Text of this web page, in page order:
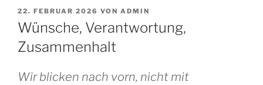
VERÖFFENTLICHT
AM
22. FEBRUAR 2026 VON ADMIN
Wünsche, Verantwortung,
Zusammenhalt
Wir blicken nach vorn, nicht mit